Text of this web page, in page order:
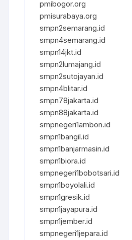
pmibogor.org
pmisurabaya.org
smpn2semarang.id
smpn4semarang.id
smpn14jkt.id
smpn2lumajang.id
smpn2sutojayan.id
smpn4blitar.id
smpn78jakarta.id
smpn88jakarta.id
smpnegeri1ambon.id
smpn1bangil.id
smpn1banjarmasin.id
smpn1biora.id
smpnegeri1bobotsari.id
smpn1boyolali.id
smpn1gresik.id
smpn1jayapura.id
smpn1jember.id
smpnegeri1jepara.id